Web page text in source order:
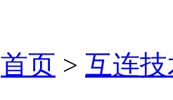
首页 > 互连